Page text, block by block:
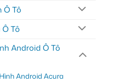
Tô
Tô
Android Ô Tô
Android Acura